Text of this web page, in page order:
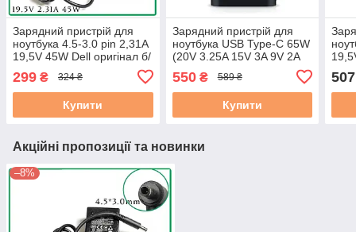
Зарядний пристрій для
ноутбука 4.5-3.0 pin 2,31A
19,5V 45W Dell оригінал б/
299 ₴ 324 ₴
Купити
Зарядний пристрій для
ноутбука USB Type-C 65W
(20V 3.25A 15V 3A 9V 2A
Оригінал Б/В
550₴ 589 ₴
Купити
507
Акційні пропозиції та новинки
–8%